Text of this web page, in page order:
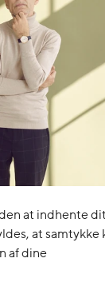
at indhente dit
at samtykke
af dine